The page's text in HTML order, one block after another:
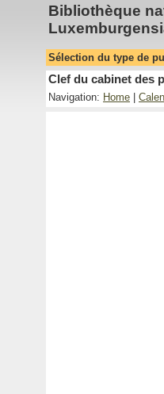
Bibliothèque
Sélection du type de
Clef du cabinet des
Navigation: Home